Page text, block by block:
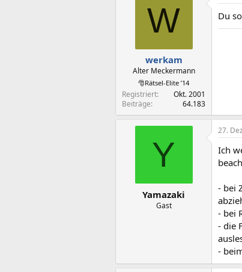
W
werkam
Alter Meckermann
🎅Rätsel-Elite ’14
Registriert
Okt. 2001
Beiträge
64.183
Du
Y
Yamazaki
Gast
27.
Ich
- bei
- bei
- die
-